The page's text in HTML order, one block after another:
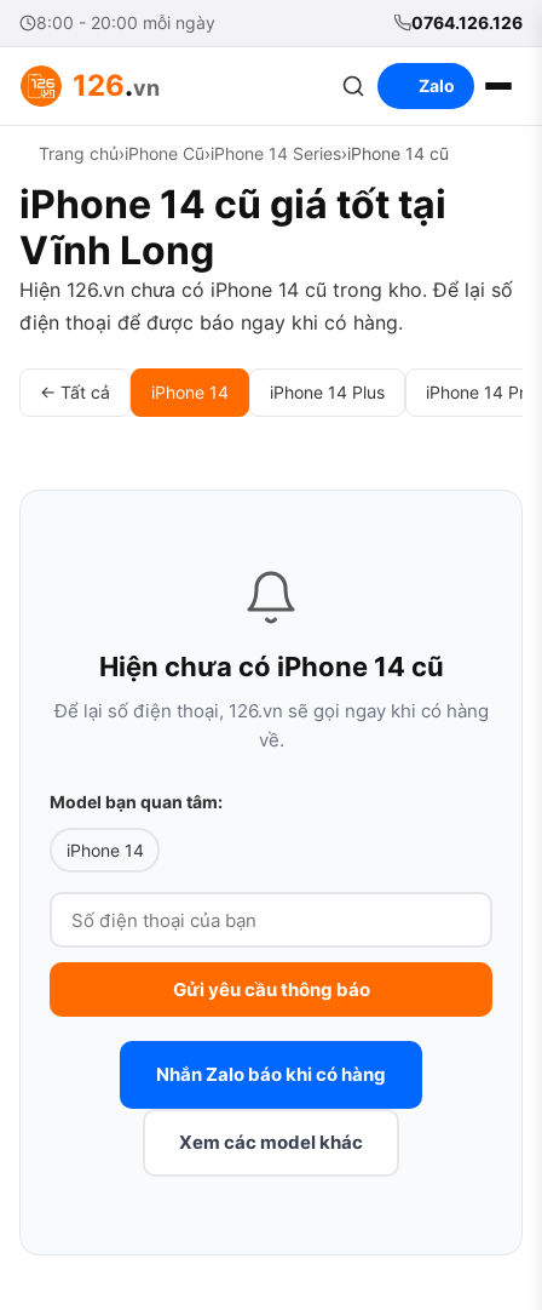
8:00 - 20:00 mỗi ngày 0764.126.126
126.vn Zalo
Trang chủ›iPhone Cũ›iPhone 14 Series›iPhone 14 cũ
iPhone 14 cũ giá tốt tại
Vĩnh Long
Hiện 126.vn chưa có iPhone 14 cũ trong kho. Để lại số
điện thoại để được báo ngay khi có hàng.
← Tất cả iPhone 14 iPhone 14 Plus iPhone 14 Pro
Hiện chưa có iPhone 14 cũ
Để lại số điện thoại, 126.vn sẽ gọi ngay khi có hàng
về.
Model bạn quan tâm:
iPhone 14
Gửi yêu cầu thông báo
Nhắn Zalo báo khi có hàng
Xem các model khác